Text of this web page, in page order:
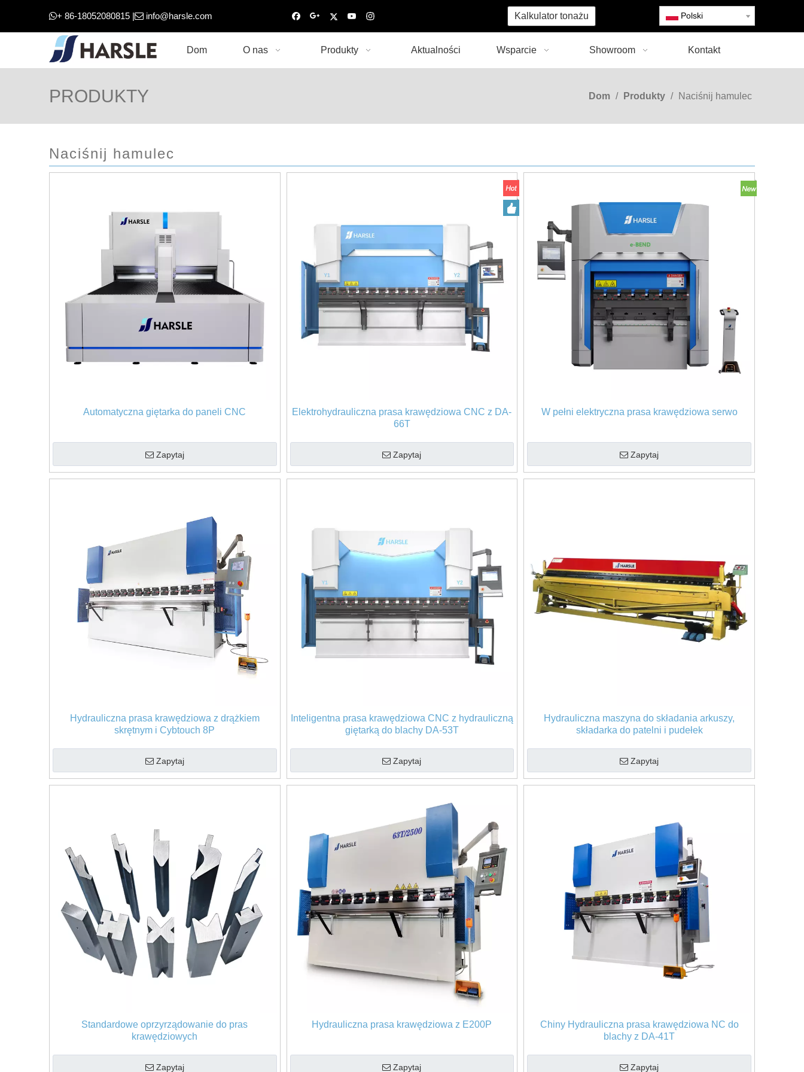
+ 86-18052080815 | info@harsle.com Kalkulator tonażu Polski
Dom O nas Produkty Aktualności Wsparcie Showroom Kontakt
PRODUKTY Dom / Produkty / Naciśnij hamulec
Naciśnij hamulec
Automatyczna giętarka do paneli CNC
Zapytaj
Elektrohydrauliczna prasa krawędziowa CNC z DA-
66T
Zapytaj
W pełni elektryczna prasa krawędziowa serwo
Zapytaj
Hydrauliczna prasa krawędziowa z drążkiem
skrętnym i Cybtouch 8P
Zapytaj
Inteligentna prasa krawędziowa CNC z hydrauliczną
giętarką do blachy DA-53T
Zapytaj
Hydrauliczna maszyna do składania arkuszy,
składarka do patelni i pudełek
Zapytaj
Standardowe oprzyrządowanie do pras
krawędziowych
Zapytaj
Hydrauliczna prasa krawędziowa z E200P
Zapytaj
Chiny Hydrauliczna prasa krawędziowa NC do
blachy z DA-41T
Zapytaj